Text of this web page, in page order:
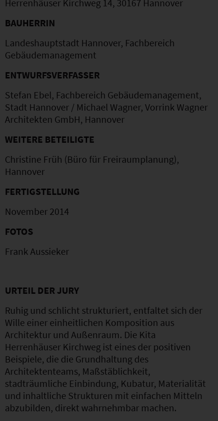
Herrenhäuser Kirchweg 14, 30167 Hannover
BAUHERRIN
Landeshauptstadt Hannover, Fachbereich
Gebäudemanagement
ENTWURFSVERFASSER
Stefan Ebel, Fachbereich Gebäudemanagement,
Stadt Hannover / Michael Wagner, Vorrink Wagner
Architekten GmbH, Hannover
WEITERE BETEILIGTE
Christine Früh (Büro für Freiraumplanung),
Hannover
FERTIGSTELLUNG
November 2014
FOTOS
Frank Aussieker
URTEIL DER JURY
Ruhig und schlicht strukturiert, entfaltet sich der
Wille einer einheitlichen Komposition aus
Architektur und Außenraum. Die Kita
Herrenhäuser Kirchweg ist eines der positiven
Beispiele, die die Grundhaltung des
Architektenteams, Maßstäblichkeit,
stadträumliche Einbindung, Kubatur, Materialität
und inhaltliche Strukturen mit einfachen Mitteln
abzubilden, direkt wahrnehmbar machen.